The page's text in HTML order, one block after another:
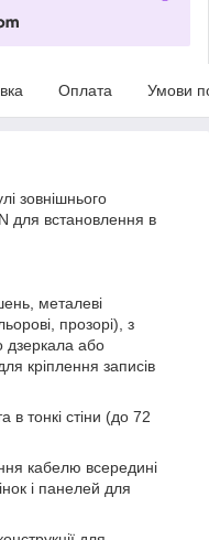
Оплата Умови
зовнішнього
для встановлення в
металеві
прозорі), з
дзеркала або
кріплення записів
тонкі стіни (до 72
кабелю всередині
і панелей для